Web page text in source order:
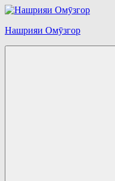
Перейти
содержимому
Нашрияи Омӯзгор